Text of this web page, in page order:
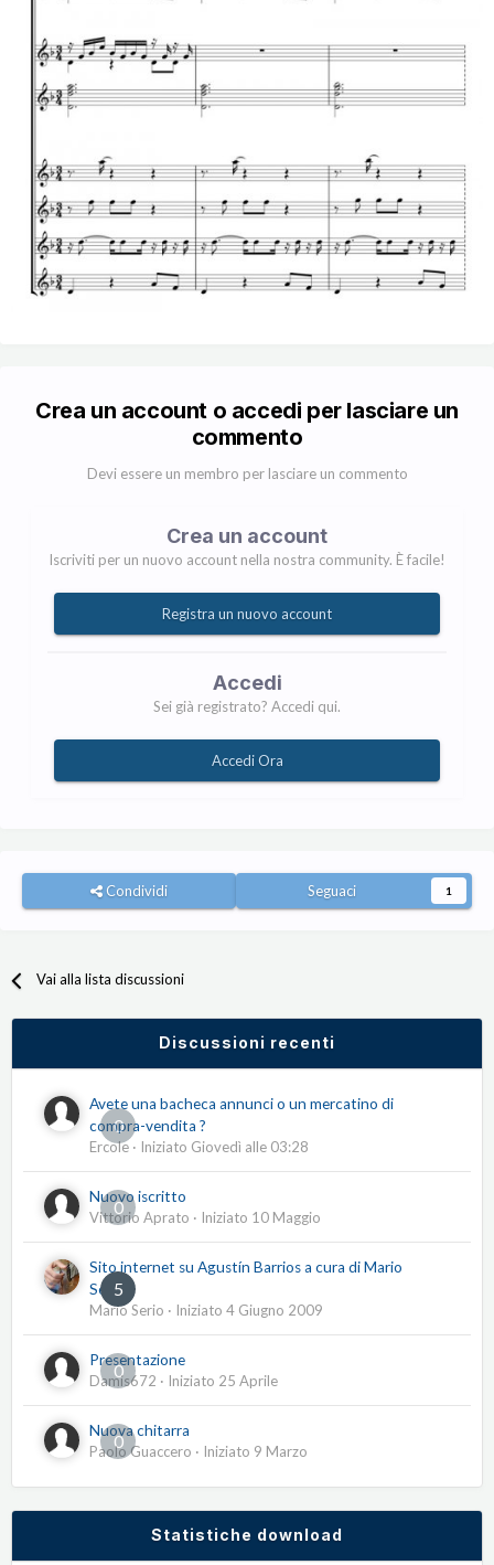
Crea un account o accedi per lasciare un
commento
Devi essere un membro per lasciare un commento
Crea un account
Iscriviti per un nuovo account nella nostra community. È facile!
Registra un nuovo account
Accedi
Sei già registrato? Accedi qui.
Accedi Ora
Condividi Seguaci 1
Vai alla lista discussioni
Discussioni recenti
0
Avete una bacheca annunci o un mercatino di
compra-vendita ?
Ercole · Iniziato Giovedì alle 03:28
0
Nuovo iscritto
Vittorio Aprato · Iniziato 10 Maggio
5
Sito internet su Agustín Barrios a cura di Mario
Serio
Mario Serio · Iniziato 4 Giugno 2009
0
Presentazione
Damis672 · Iniziato 25 Aprile
0
Nuova chitarra
Paolo Guaccero · Iniziato 9 Marzo
Statistiche download